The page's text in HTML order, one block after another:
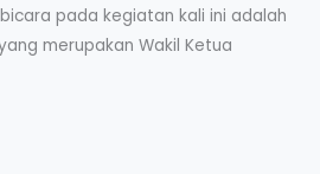
pada kegiatan kali ini adalah
merupakan Wakil Ketua